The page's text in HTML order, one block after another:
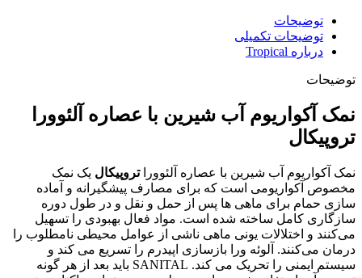
توضیحات
توضیحات تکمیلی
درباره Tropical
توضیحات
نمک آکواریوم آب شیرین با عصاره آلئوورا
تروپیکال
نمک آکواریوم آب شیرین با عصاره آلئووراتروپیکال یک نمک
مخصوص آکواریومی است که برای مصارف پیشگیرانه و آماده
سازی حمام برای ماهی ها پس از حمل و نقل و در طول دوره
سازگاری کامل ساخته شده است. مواد فعال بهبودی را تسهیل
می‌کنند و اختلالات یونی ماهی ناشی از عوامل محیطی نامطلوب را
درمان می‌کنند. آلوئه ورا بازسازی اپیدرم را تسریع می کند و
سیستم ایمنی را تحریک می کند. SANITAL باید بعد از هر گونه